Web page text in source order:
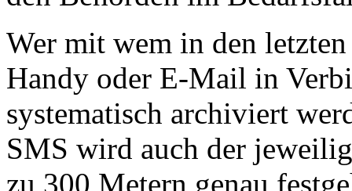
Wer mit wem in den
Handy oder E-Mail in
systematisch archiviert
SMS wird auch der
zu 300 Metern genau